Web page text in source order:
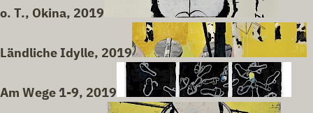
o. T., Okina, 2019
Ländliche Idylle, 2019
Am Wege 1-9, 2019